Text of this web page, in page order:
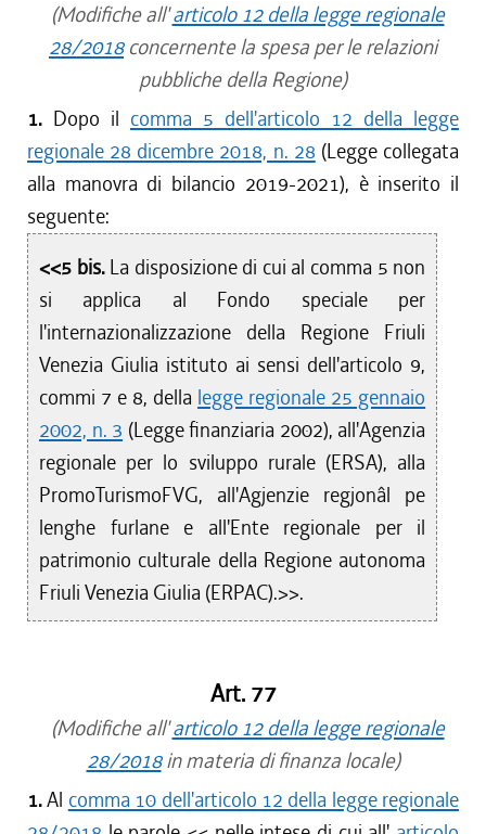
(Modifiche all'articolo 12 della legge regionale
28/2018concernente la spesa per le relazioni
pubbliche della Regione)
1. Dopo il comma 5 dell'articolo 12 della legge
regionale 28 dicembre 2018, n. 28 (Legge collegata
alla manovra di bilancio 2019-2021), è inserito il
seguente:
<<5 bis. La disposizione di cui al comma 5 non
si applica al Fondo speciale per
l'internazionalizzazione della Regione Friuli
Venezia Giulia istituto ai sensi dell'articolo 9,
commi 7 e 8, della legge regionale 25 gennaio
2002, n. 3 (Legge finanziaria 2002), all'Agenzia
regionale per lo sviluppo rurale (ERSA), alla
PromoTurismoFVG, all'Agjenzie regjonâl pe
lenghe furlane e all'Ente regionale per il
patrimonio culturale della Regione autonoma
Friuli Venezia Giulia (ERPAC).>>.
Art. 77
(Modifiche all'articolo 12 della legge regionale
28/2018in materia di finanza locale)
1.Al comma 10 dell'articolo 12 della legge regionale